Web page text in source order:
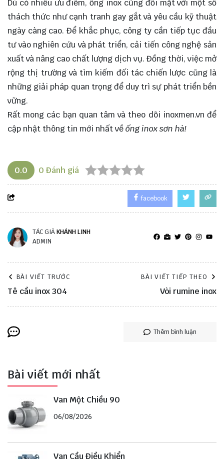
Dù có nhiều ưu điểm, ống inox cũng đối mặt với một số
thách thức như cạnh tranh gay gắt và yêu cầu kỹ thuật
ngày càng cao. Để khắc phục, công ty cần tiếp tục đầu
tư vào nghiên cứu và phát triển, cải tiến công nghệ sản
xuất và nâng cao chất lượng dịch vụ. Đồng thời, việc mở
rộng thị trường và tìm kiếm đối tác chiến lược cũng là
những giải pháp quan trọng để duy trì sự phát triển bền
vững.
Rất mong các bạn quan tâm và theo dõi inoxmen.vn để
cập nhật thông tin mới nhất vềống inox sơn hà!
0.0 0 Đánh giá
facebook
TÁC GIẢKHÁNH LINH
ADMIN
BÀI VIẾT TRƯỚC
Tê cầu inox 304
BÀI VIẾT TIẾP THEO
Vòi rumine inox
Thêm bình luận
Bài viết mới nhất
Van Một Chiều 90
06/08/2026
Van Cầu Điều Khiển